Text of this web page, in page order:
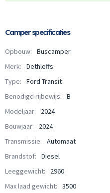
Camper specificaties
Opbouw:
Buscamper
Merk:
Dethleffs
Type:
Ford Transit
Benodigd rijbewijs:
B
Modeljaar:
2024
Bouwjaar:
2024
Transmissie:
Automaat
Brandstof:
Diesel
Leeggewicht:
2960
Max laad gewicht:
3500